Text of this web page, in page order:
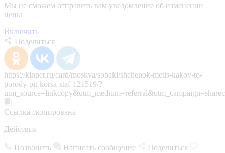
Мы не сможем отправить вам уведомление об изменении
цены
Включить
Поделиться
https://kinpet.ru/card/moskva/sobaki/shchenok-metis-kakoy-to-
porody-pit-korsa-staf-121519/?
Ссылка скопирована
Действия
Позвонить Написать сообщение
Поделиться